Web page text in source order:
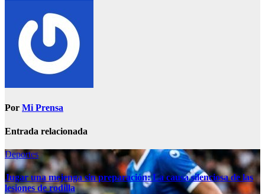
Por Mi Prensa
Entrada relacionada
Deportes
Jugar una mejenga sin preparación: La causa silenciosa de las
lesiones de rodilla